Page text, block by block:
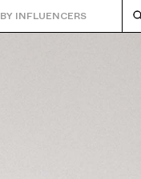
BY INFLUENCERS